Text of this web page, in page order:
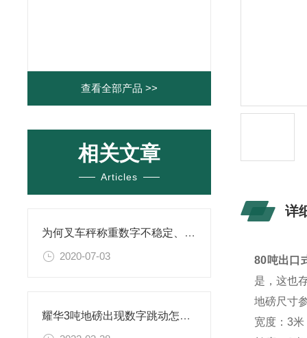
查看全部产品 >>
相关文章
Articles
为何叉车秤称重数字不稳定、死机、无反应、不归零？
2020-07-03
耀华3吨地磅出现数字跳动怎么处理
详
80吨出口
是，这也
地磅尺寸
宽度：3